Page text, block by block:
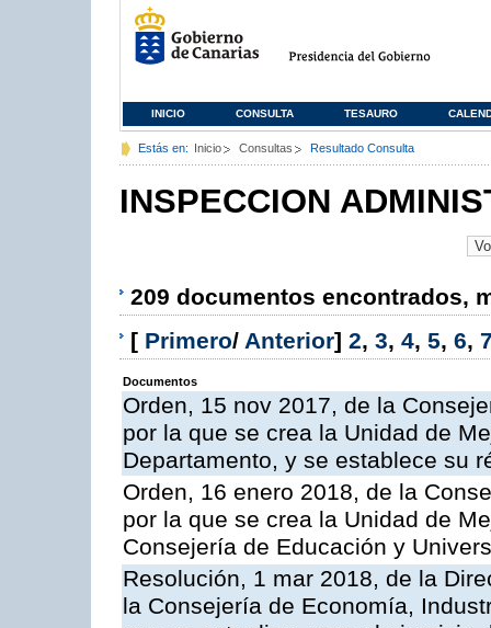
INICIO CONSULTA TESAURO
Estás en: Inicio Consultas Resultado Consulta
INSPECCION
209 documentos encontrados,
[ Primero/ Anterior] 2, 3, 4, 5, 6,
Documentos
Orden, 15 nov 2017, de la
por la que se crea la Unidad de
Departamento, y se establece su
Orden, 16 enero 2018, de la
por la que se crea la Unidad de
Consejería de Educación y
Resolución, 1 mar 2018, de la
la Consejería de Economía,